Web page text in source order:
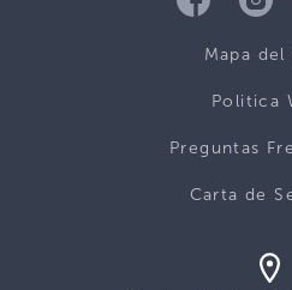
Mapa del
Politica
Preguntas
Carta de